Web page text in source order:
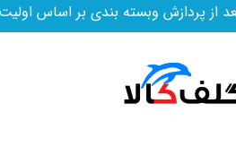
وبسته بندی بر اساس اولیت